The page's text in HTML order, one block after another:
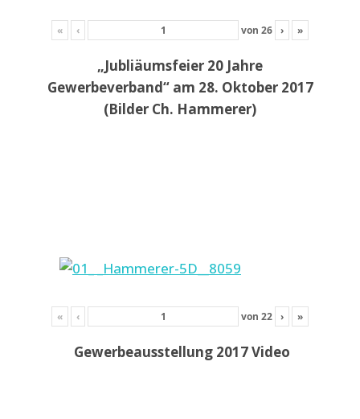
« ‹ von 26 › »
„Jubliäumsfeier 20 Jahre
Gewerbeverband“ am 28. Oktober 2017
(Bilder Ch. Hammerer)
« ‹ von 22 › »
Gewerbeausstellung 2017 Video